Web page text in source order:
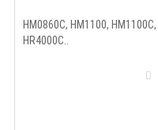
HM0860C, HM1100,
HR4000C..